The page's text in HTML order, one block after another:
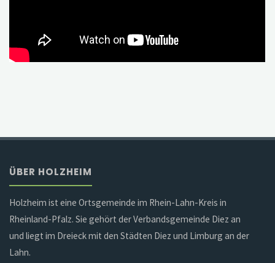
ÜBER HOLZHEIM
Holzheim ist eine Ortsgemeinde im Rhein-Lahn-Kreis in
Rheinland-Pfalz. Sie gehört der Verbandsgemeinde Diez an
und liegt im Dreieck mit den Städten Diez und Limburg an der
Lahn.